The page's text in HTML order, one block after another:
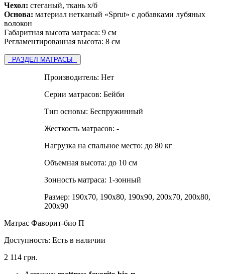
Чехол: стеганый, ткань х/б
Основа: материал нетканый «Sprut» с добавками лубяных
волокон
Габаритная высота матраса: 9 см
Регламентированная высота: 8 см
РАЗДЕЛ МАТРАСЫ
Производитель: Нет
Серии матрасов: Бейби
Тип основы: Беспружинный
Жесткость матрасов: -
Нагрузка на спальное место: до 80 кг
Объемная высота: до 10 см
Зонность матраса: 1-зонный
Размер: 190х70, 190х80, 190х90, 200х70, 200х80,
200х90
Матрас Фаворит-био П
Доступность: Есть в наличии
2 114 грн.